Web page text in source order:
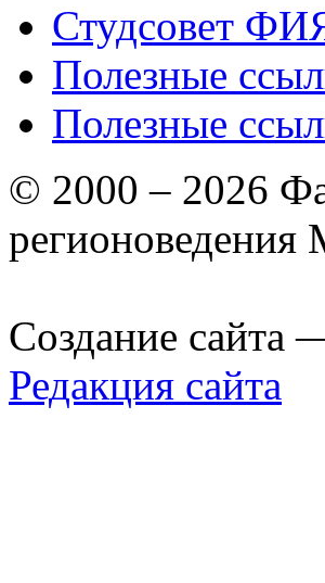
Студсовет
Полезные
Полезные
© 2000 – 2026
Создание сайта
Редакция сайта